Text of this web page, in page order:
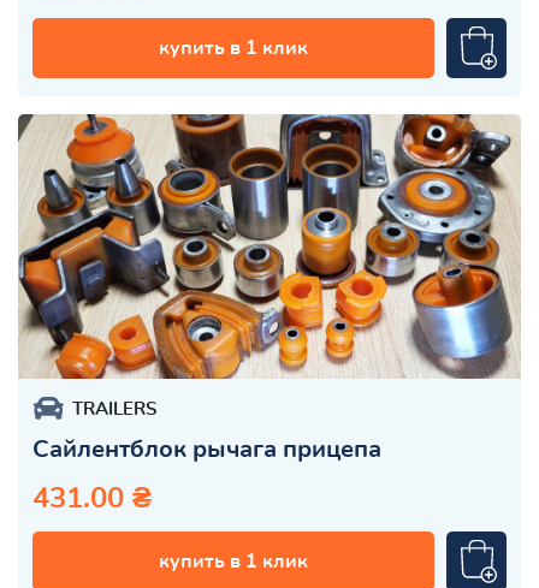
купить в 1 клик
TRAILERS
Сайлентблок рычага прицепа
431.00 ₴
купить в 1 клик